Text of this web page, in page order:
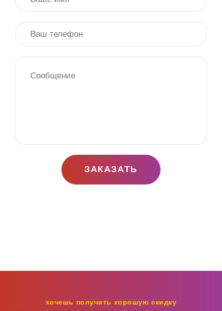
ЗАКАЗАТЬ
хочешь получить хорошую скидку